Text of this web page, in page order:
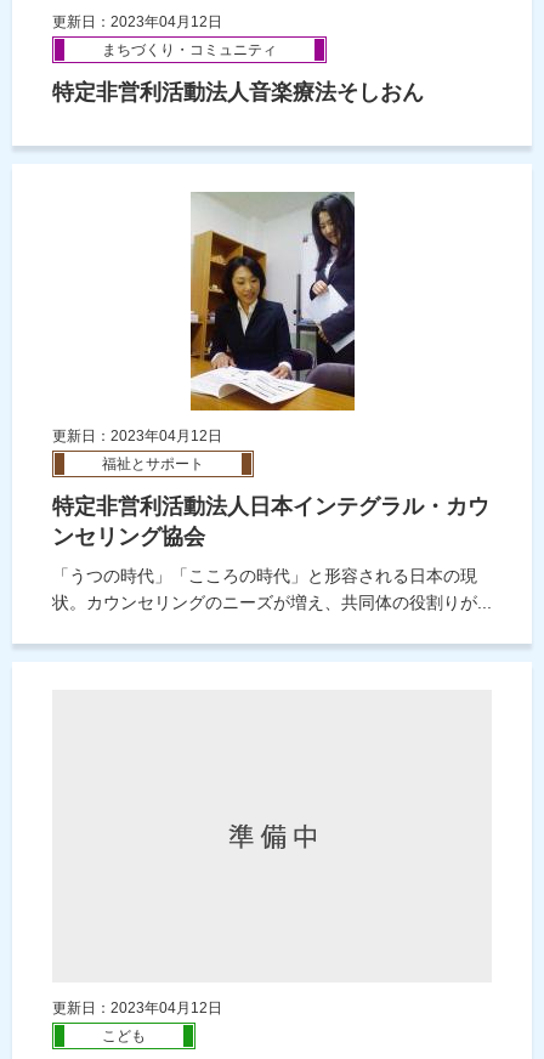
更新日：2023年04月12日
まちづくり・コミュニティ
特定非営利活動法人音楽療法そしおん
更新日：2023年04月12日
福祉とサポート
特定非営利活動法人日本インテグラル・カウ
ンセリング協会
「うつの時代」「こころの時代」と形容される日本の現
状。カウンセリングのニーズが増え、共同体の役割りが...
更新日：2023年04月12日
こども